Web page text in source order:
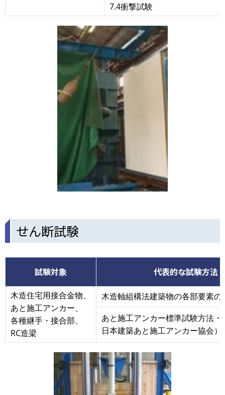
7.4衝撃試験
せん断試験
試験対象 代表的な試験方法
木造住宅用接合金物、
あと施工アンカー、
各種継手・接合部、
RC造梁
木造軸組構法建築物の各部要素
あと施工アンカー標準試験方法
日本建築あと施工アンカー協会）